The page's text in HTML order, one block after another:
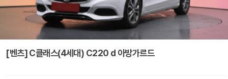
[벤츠] C클래스(4세대) C220 d 아방가르드